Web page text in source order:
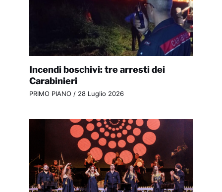
Incendi boschivi: tre arresti dei
Carabinieri
PRIMO PIANO / 28 Luglio 2026